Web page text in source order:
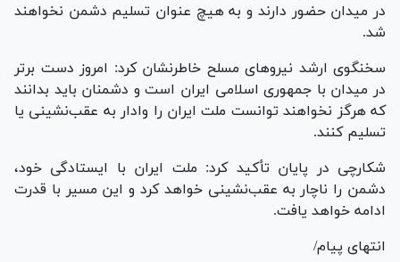
در میدان حضور دارند و به هیچ عنوان تسلیم دشمن نخواهند
شد.
سخنگوی ارشد نیرو‌های مسلح خاطرنشان کرد: امروز دست برتر
در میدان با جمهوری اسلامی ایران است و دشمنان باید بدانند
که هرگز نخواهند توانست ملت ایران را وادار به عقب‌نشینی یا
تسلیم کنند.
شکارچی در پایان تأکید کرد: ملت ایران با ایستادگی خود،
دشمن را ناچار به عقب‌نشینی خواهد کرد و این مسیر با قدرت
ادامه خواهد یافت.
انتهای پیام/